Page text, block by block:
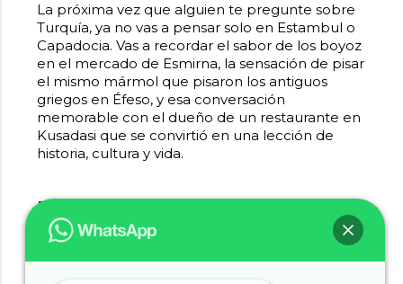
La próxima vez que alguien te pregunte sobre
Turquía, ya no vas a pensar solo en Estambul o
Capadocia. Vas a recordar el sabor de los boyoz
en el mercado de Esmirna, la sensación de pisar
el mismo mármol que pisaron los antiguos
griegos en Éfeso, y esa conversación
memorable con el dueño de un restaurante en
Kusadasi que se convirtió en una lección de
historia, cultura y vida.
Preguntas frecuentes
¿Necesito visa para viajar a Turquía desde